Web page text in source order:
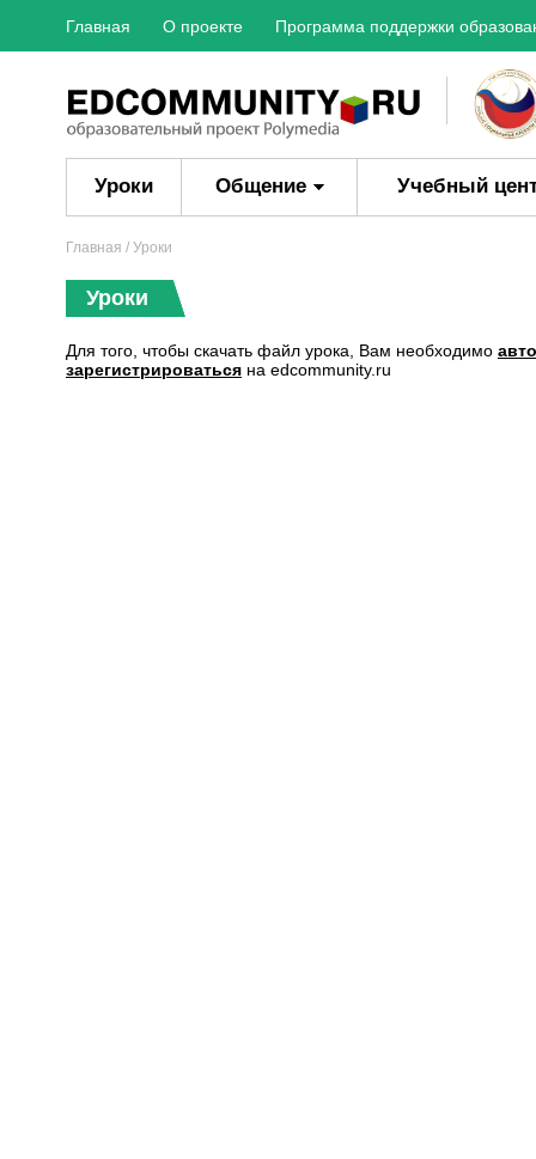
Главная О проекте Программа поддержки
Уроки Общение Учебный
Главная / Уроки
Уроки
Для того, чтобы скачать файл урока, Вам необходимо
зарегистрироваться на edcommunity.ru